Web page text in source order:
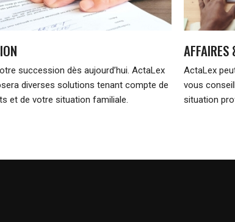
succession dès aujourd’hui. ActaLex
diverses solutions tenant compte de
et de votre situation familiale.
AFFAIRES
ActaLex
vous
situation